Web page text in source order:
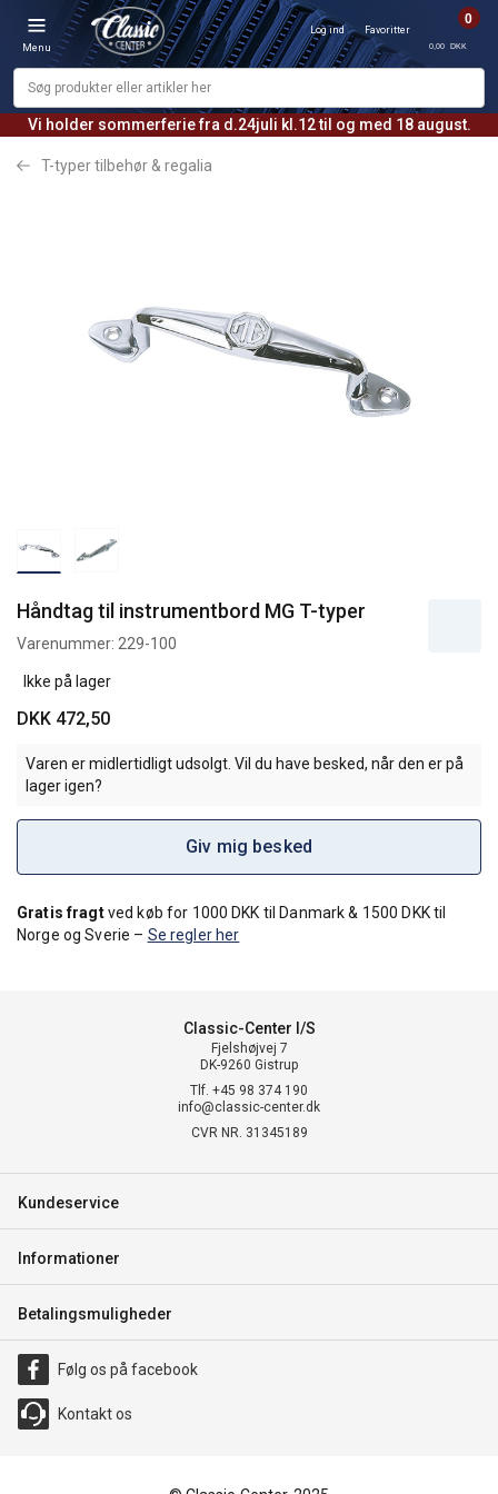
Vi holder sommerferie fra d.24juli kl.12 til og med 18 august.
Menu
Log ind Favoritter
0
0,00 DKK
T-typer tilbehør & regalia
Håndtag til instrumentbord MG T-typer
Varenummer: 229-100
Ikke på lager
DKK 472,50
Varen er midlertidligt udsolgt. Vil du have besked, når den er på
lager igen?
Giv mig besked
Gratis fragtved køb for 1000 DKK til Danmark & 1500 DKK til
Norge og Sverie – Se regler her
Classic-Center I/S
Fjelshøjvej 7
DK-9260 Gistrup
Tlf. +45 98 374 190
info@classic-center.dk
CVR NR. 31345189
Kundeservice
Informationer
Betalingsmuligheder
Følg os på facebook
Kontakt os